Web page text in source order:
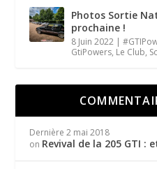
Photos Sortie
prochaine !
8 Juin 2022 |
GtiPowers, Le Club,
Dernière 2 mai 2018
on Revival de la 205 GTI :